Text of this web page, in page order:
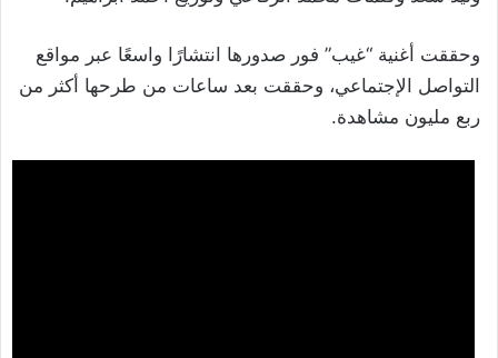
وحققت أغنية “غيب” فور صدورها انتشارًا واسعًا عبر مواقع
التواصل الإجتماعي، وحققت بعد ساعات من طرحها أكثر من
ربع مليون مشاهدة.